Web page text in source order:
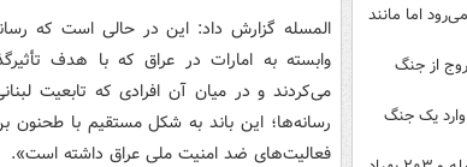
اما مانند
از جنگ
وارد یک جنگ
المسله گزارش داد: این در حالی است که
وابسته به امارات در عراق که با هدف
می‌کردند و در میان آن افرادی که تابعیت
رسانه‌ها؛ این باند به شکل مستقیم با طحنون
فعالیت‌های ضد امنیت ملی عراق داشته است».